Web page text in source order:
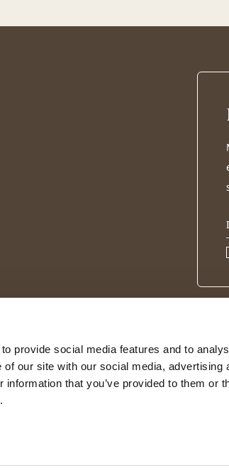
provide social media features and to
our site with our social media, advertising
that you’ve provided to them or
2026 Shepherd of Sweden